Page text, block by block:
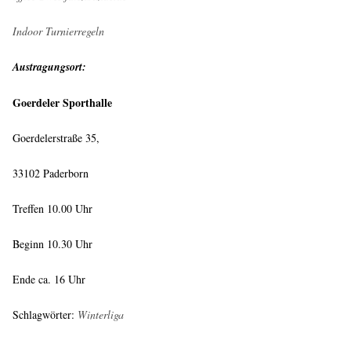
Indoor Turnierregeln
Austragungsort:
Goerdeler Sporthalle
Goerdelerstraße 35,
33102 Paderborn
Treffen 10.00 Uhr
Beginn 10.30 Uhr
Ende ca. 16 Uhr
Schlagwörter: Winterliga